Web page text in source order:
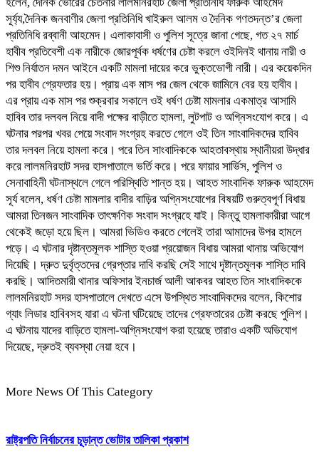
সূর্য্য,দৈনিক জনবাণীর জেলা প্রতিনিধি খাইরুল আলম ও দৈনিক গণতদন্ত’র জেলা
প্রতিনিধি রব্বানী আহমেদ। এলাকাবাসী ও পুলিশ সূত্রে জানা গেছে, গত ২৭ মার্চ
হাবীব প্রতিবেশী এক নারীকে জোরপূর্বক ধর্ষণের চেষ্টা করলে ওইদিনই থানায় নারী ও
শিশু নির্যাতন দমন আইনে একটি মামলা দায়ের করে ভুক্তভোগী নারী। এর কয়েকদিন
পর হাবীব গ্রেফতার হয়। প্রায় এক মাস পর জেল থেকে জামিনে বের হয় হাবীব।
এর প্রায় এক মাস পর শুক্রবার সকালে ওই ধর্ষণ চেষ্টা মামলার একমাত্র আসামি
হাবিব তার দলবল নিয়ে বাদী পক্ষের বাড়ীতে হামলা, লুটপাট ও অগ্নিসংযোগ করে। এ
ঘটনার পরপর খবর পেয়ে সংবাদ সংগ্রহ করতে গেলে ওই তিন সাংবাদিকদের হাবিব
তার দলবল নিয়ে হামলা করে। পরে তিন সাংবাদিককে আহতাবস্থায় স্থানীয়রা উদ্ধার
করে লালমনিরহাট সদর হাসপাতালে ভর্তি করে। পরে ফায়ার সার্ভিস, পুলিশ ও
সেনাবাহিনী ঘটনাস্থলে গেলে পরিস্থিতি শান্ত হয়। আহত সাংবাদিক ফারুক আহমেদ
সূর্য বলেন, ধর্ষণ চেষ্টা মামলার বাদীর বাড়ির অগ্নিসংযোগের বিষয়টি গুরুত্বপূর্ণ বিধায়
আমরা তিনজন সাংবাদিক তাৎক্ষণিক সংবাদ সংগ্রহে যাই। কিন্তু হামলাকারীরা আগে
থেকেই জড়ো হয়ে ছিল। আমরা ভিডিও করতে গেলেই তারা আমাদের উপর হামলে
পড়ে। এ ঘটনার দৃষ্টান্তমূলক শাস্তি হওয়া প্রয়োজন বিধায় আমরা থানায় অভিযোগ
দিয়েছি। দ্রুত দুর্বৃত্তদের গ্রেপ্তার দাবি করছি সেই সাথে দৃষ্টান্তমূলক শাস্তি দাবি
করছি। আদিতমারী থানার অফিসার ইনচার্জ আলী আকবর আহত তিন সাংবাদিককে
লালমনিরহাট সদর হাসপাতালে দেখতে এসে উপস্থিত সাংবাদিকদের বলেন, কিশোর
গ্যাং লিডার হাবিবসহ যারা এ ঘটনা ঘটিয়েছে তাদের গ্রেফতারের চেষ্টা করছে পুলিশ।
এ ঘটনায় যাদের বাড়িতে হামলা-অগ্নিসংযোগ করা হয়েছে তারাও একটি অভিযোগ
দিয়েছে, দ্রুতই ব্যবস্থা নেয়া হবে।
More News Of This Category
রাষ্ট্রপতি নির্বাচনের চূড়ান্ত ভোটার তালিকা প্রকাশ